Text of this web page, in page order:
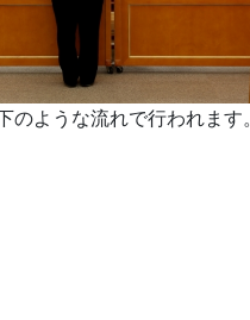
のような流れで行われます。